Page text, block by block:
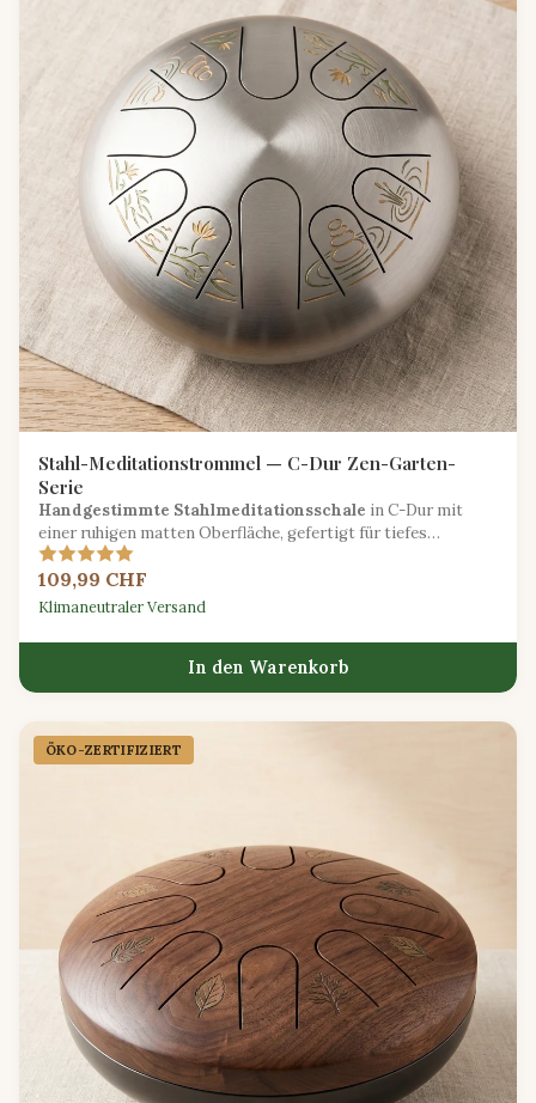
Stahl-Meditationstrommel — C-Dur Zen-Garten-
Serie
Handgestimmte Stahlmeditationsschale in C-Dur mit
einer ruhigen matten Oberfläche, gefertigt für tiefes
Achtsamkeitstraining.
109,99 CHF
Klimaneutraler Versand
In den Warenkorb
ÖKO-ZERTIFIZIERT